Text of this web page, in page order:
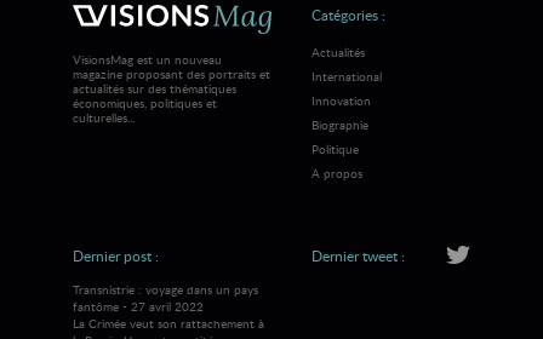
VisionsMag est un nouveau
magazine proposant des portraits et
actualités sur des thématiques
économiques, politiques et
culturelles...
Catégories :
Actualités
International
Innovation
Biographie
Politique
A propos
Dernier post :
Transnistrie : voyage dans un pays
fantôme - 27 avril 2022
La Crimée veut son rattachement à
Dernier tweet :